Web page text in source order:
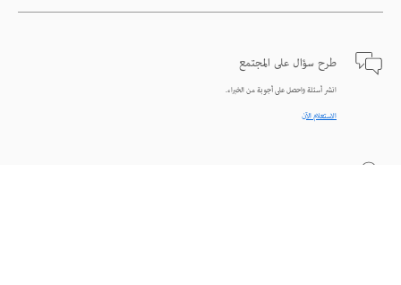
طرح سؤال على المجتمع
انشر أسئلة واحصل على أجوبة من الخبراء.
الاستعلام الآن